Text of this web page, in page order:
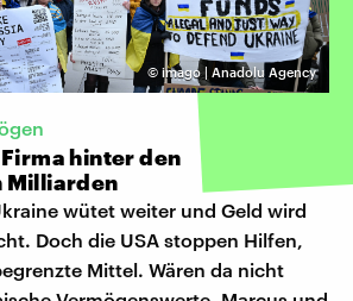
© imago | Anadolu Agency
hinter den
Milliarden
wütet weiter und Geld wird
Doch die USA stoppen Hilfen,
Mittel. Wären da nicht